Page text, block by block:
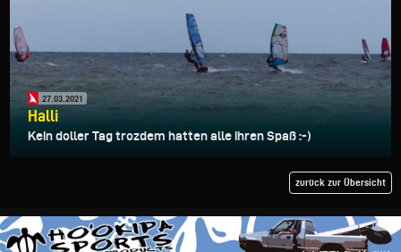
27.03.2021
Halli
Kein doller Tag trozdem hatten alle ihren Spaß :-)
zurück zur Übersicht